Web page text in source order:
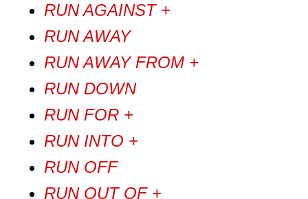
RUN AGAINST +
RUN AWAY
RUN AWAY FROM +
RUN DOWN
RUN FOR +
RUN INTO +
RUN OFF
RUN OUT OF +